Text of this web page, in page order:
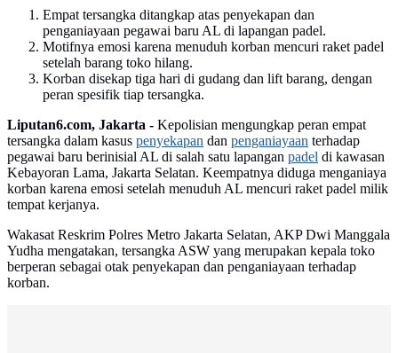
Empat tersangka ditangkap atas penyekapan dan
penganiayaan pegawai baru AL di lapangan padel.
Motifnya emosi karena menuduh korban mencuri raket padel
setelah barang toko hilang.
Korban disekap tiga hari di gudang dan lift barang, dengan
peran spesifik tiap tersangka.
Liputan6.com, Jakarta - Kepolisian mengungkap peran empat
tersangka dalam kasus penyekapan dan penganiayaan terhadap
pegawai baru berinisial AL di salah satu lapangan padel di kawasan
Kebayoran Lama, Jakarta Selatan. Keempatnya diduga menganiaya
korban karena emosi setelah menuduh AL mencuri raket padel milik
tempat kerjanya.
Wakasat Reskrim Polres Metro Jakarta Selatan, AKP Dwi Manggala
Yudha mengatakan, tersangka ASW yang merupakan kepala toko
berperan sebagai otak penyekapan dan penganiayaan terhadap
korban.